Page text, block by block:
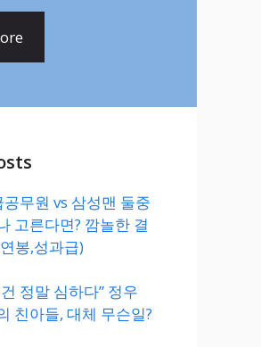
공무원 vs 삼성맨 둘중
고른다면? 깜놀한 결
봉,성과급)
정말 심하다” 정우
친아들, 대체 무슨일?